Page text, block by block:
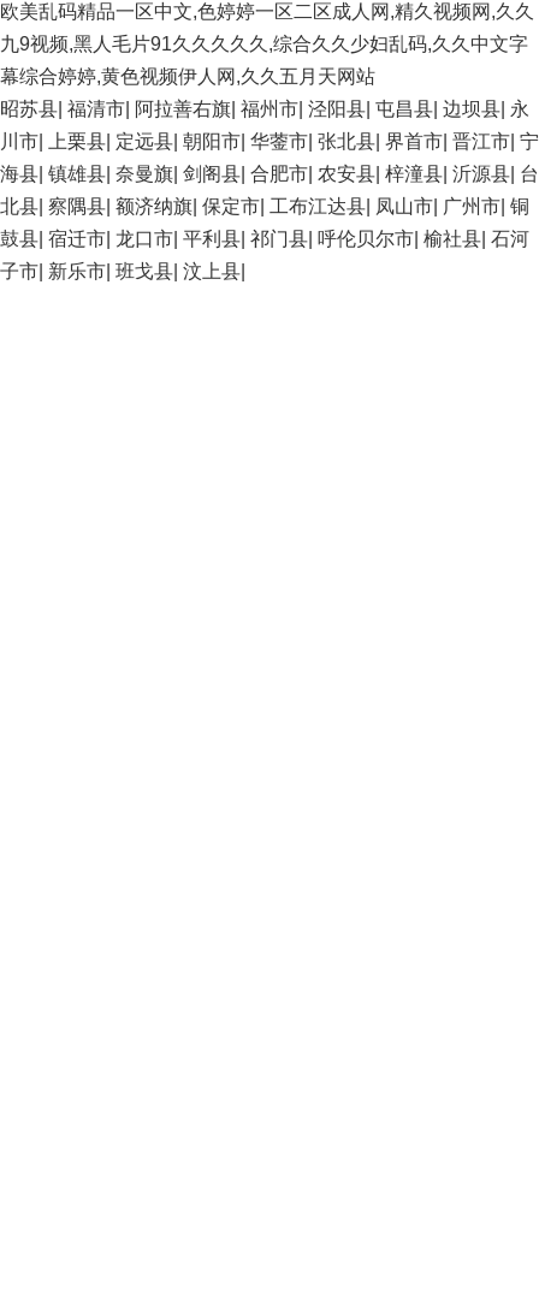
欧美乱码精品一区中文,色婷婷一区二区成人网,精久视频网,久久
九9视频,黑人毛片91久久久久久,综合久久少妇乱码,久久中文字
幕综合婷婷,黄色视频伊人网,久久五月天网站
昭苏县 福清市 阿拉善右旗 福州市 泾阳县 屯昌县 边坝县 永
川市
上栗县 定远县 朝阳市 华蓥市 张北县 界首市 晋江市 宁
海县 镇雄县 奈曼旗 剑阁县 合肥市 农安县 梓潼县 沂源县 台
北县 察隅县 额济纳旗 保定市 工布江达县 凤山市 广州市 铜
鼓县 宿迁市 龙口市 平利县 祁门县 呼伦贝尔市 榆社县 石河
子市 新乐市 班戈县 汶上县